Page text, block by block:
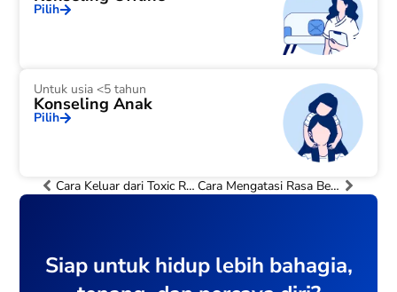
Pilih
Untuk usia <5 tahun
Konseling Anak
Pilih
Cara Keluar dari Toxic Relationship demi Kesehatan Mental dan Kebahagiaan Anda Cara Mengatasi Rasa Bersalah Terkait Seksualitas agar Hidup Lebih Lega
Siap untuk hidup lebih bahagia,